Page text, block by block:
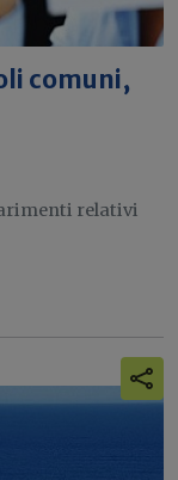
comuni,
relativi